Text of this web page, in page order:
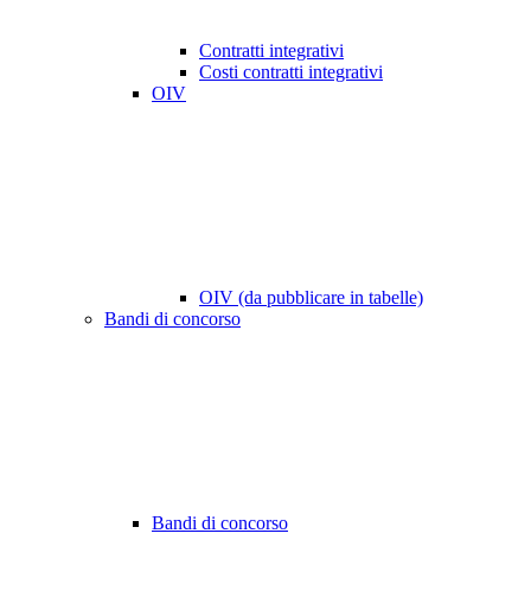
Contratti integrativi
Costi contratti integrativi
OIV
OIV (da pubblicare in tabelle)
Bandi di concorso
Bandi di concorso